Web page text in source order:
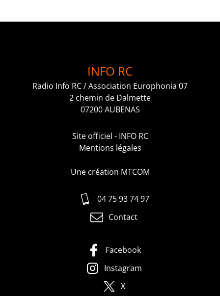
INFO RC
Radio Info RC / Association Europhonia 07
2 chemin de Dalmette
07200 AUBENAS
Site officiel - INFO RC
Mentions légales
Une création MTCOM
04 75 93 74 97
Contact
Facebook
Instagram
X